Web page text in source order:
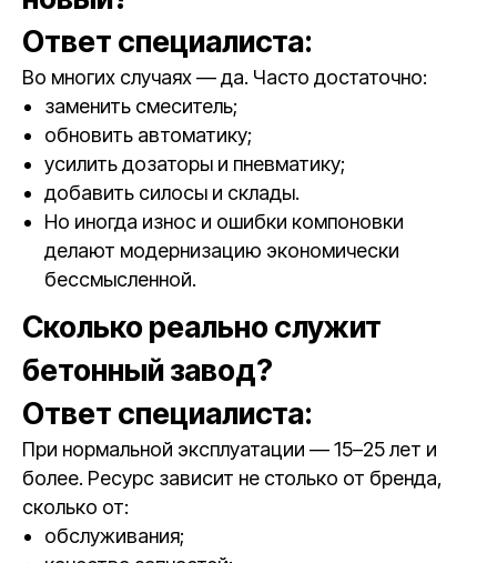
Ответ специалиста:
Во многих случаях — да. Часто достаточно:
заменить смеситель;
обновить автоматику;
усилить дозаторы и пневматику;
добавить силосы и склады.
Но иногда износ и ошибки компоновки
делают модернизацию экономически
бессмысленной.
Сколько реально служит
бетонный завод?
Ответ специалиста:
При нормальной эксплуатации — 15–25 лет и
более. Ресурс зависит не столько от бренда,
сколько от:
обслуживания;